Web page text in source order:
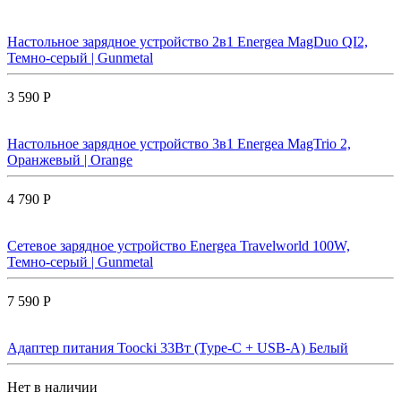
Настольное зарядное устройство 2в1 Energea MagDuo QI2,
Темно-серый | Gunmetal
3 590 Р
Настольное зарядное устройство 3в1 Energea MagTrio 2,
Оранжевый | Orange
4 790 Р
Сетевое зарядное устройство Energea Travelworld 100W,
Темно-серый | Gunmetal
7 590 Р
Адаптер питания Toocki 33Вт (Type-C + USB-A) Белый
Нет в наличии